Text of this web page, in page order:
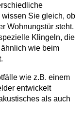
Sie gleich, ob
Wohnungstür steht.
Klingeln, die
wie beim
wie z.B. einem
entwickelt
als auch